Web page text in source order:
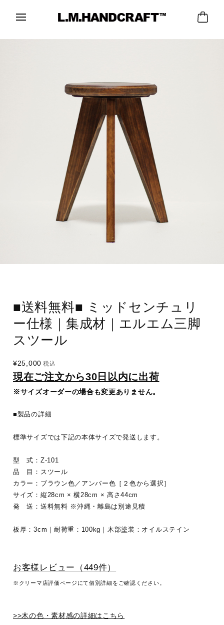
■送料無料■ ミッドセンチュリ
ー仕様｜集成材｜エルエム三脚
スツール
¥25,000 税込
現在ご注文から30日以内に出荷
※サイズオーダーの場合も変更ありません。
■製品の詳細
標準サイズでは下記の本体サイズで発送します。
型 式：Z-101
品 目：スツール
カラー：ブラウン色／アンバー色［２色から選択］
サイズ：縦28cm × 横28cm × 高さ44cm
発 送：送料無料 ※沖縄・離島は別途見積
板厚：3cm｜耐荷重：100kg｜木部塗装：オイルステイン
お客様レビュー（449件）
※クリーマ店評価ページにて個別詳細をご確認ください。
>>木の色・素材感の詳細はこちら